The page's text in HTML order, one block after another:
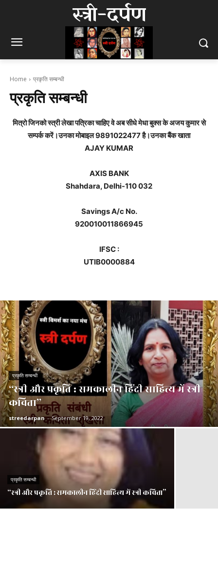
स्त्री-दर्पण
Home प्रकृति सम्बन्धी
प्रकृति सम्बन्धी
मित्रो जिनको स्त्री लेखा पत्रिका चाहिए वे अब सीधे मेधा बुक्स के अजय कुमार से
सम्पर्क करें।उनका मोबाइल 9891022477 है।उनका बैंक खाता
AJAY KUMAR
AXIS BANK
Shahdara, Delhi-110 032
Savings A/c No.
920010011866945
IFSC :
UTIB0000884
प्रकृति सम्बन्धी
“स्त्री और प्रकृति : समकालीन हिंदी साहित्य में स्त्री
कविता”
streedarpan - September 19, 2022
प्रकृति सम्बन्धी
“स्त्री और प्रकृति : समकालीन हिंदी साहित्य में स्त्री कविता”